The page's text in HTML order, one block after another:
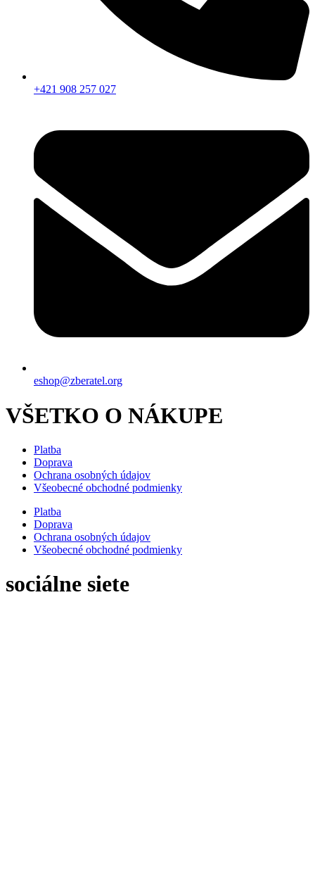
+421 908 257 027
eshop@zberatel.org
VŠETKO O NÁKUPE
Platba
Doprava
Ochrana osobných údajov
Všeobecné obchodné podmienky
Platba
Doprava
Ochrana osobných údajov
Všeobecné obchodné podmienky
sociálne siete